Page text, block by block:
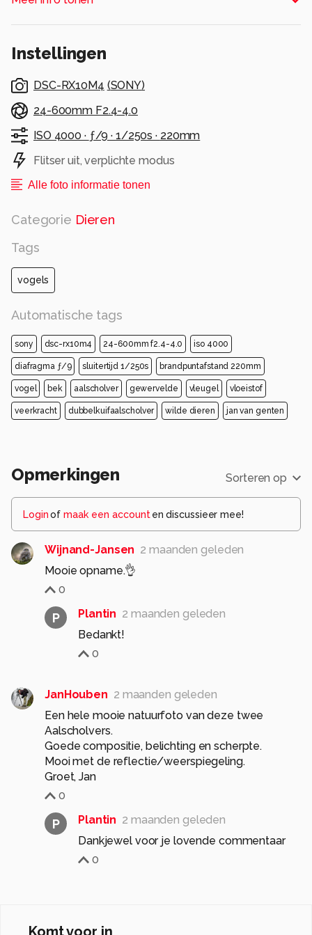
Instellingen
DSC-RX10M4 (SONY)
24-600mm F2.4-4.0
ISO 4000 · ƒ/9 · 1/250s · 220mm
Flitser uit, verplichte modus
Alle foto informatie tonen
Categorie Dieren
Tags
vogels
Automatische tags
sony dsc-rx10m4 24-600mm f2.4-4.0 iso 4000
diafragma ƒ/9 sluitertijd 1/250s brandpuntafstand 220mm
vogel bek aalscholver gewervelde vleugel vloeistof
veerkracht dubbelkuifaalscholver wilde dieren jan van genten
Opmerkingen Sorteren op
Loginof maak een account en discussieer mee!
Wijnand-Jansen 2 maanden geleden
Mooie opname.👌
0
P Plantin 2 maanden geleden
Bedankt!
0
JanHouben 2 maanden geleden
Een hele mooie natuurfoto van deze twee
Aalscholvers.
Goede compositie, belichting en scherpte.
Mooi met de reflectie/weerspiegeling.
Groet, Jan
0
P Plantin 2 maanden geleden
Dankjewel voor je lovende commentaar
0